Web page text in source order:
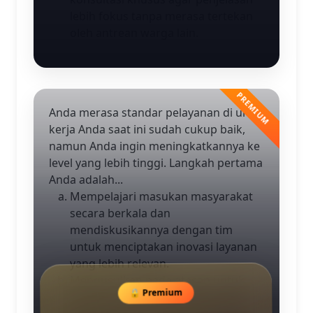
Anda merasa standar pelayanan di unit
kerja Anda saat ini sudah cukup baik,
namun Anda ingin meningkatkannya ke
level yang lebih tinggi. Langkah pertama
Anda adalah...
Mempelajari masukan masyarakat
secara berkala dan
mendiskusikannya dengan tim
untuk menciptakan inovasi layanan
yang lebih relevan.
Mengusulkan pada atasan untuk
melakukan studi banding ke unit
🔒 Premium